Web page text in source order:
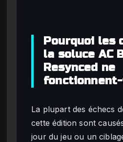
Pourquoi les
la soluce AC
Resynced ne
La plupart des échecs
cette édition sont
jour du jeu ou un